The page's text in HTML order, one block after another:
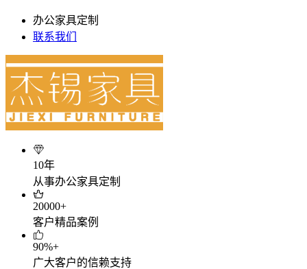
办公家具定制
联系我们
10年
从事办公家具定制
20000+
客户精品案例
90%+
广大客户的信赖支持